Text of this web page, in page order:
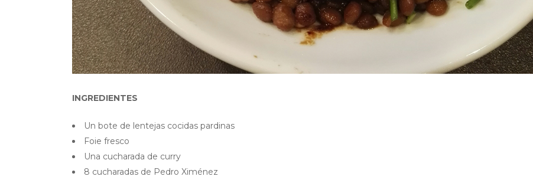
INGREDIENTES
Un bote de lentejas cocidas pardinas
Foie fresco
Una cucharada de curry
8 cucharadas de Pedro Ximénez